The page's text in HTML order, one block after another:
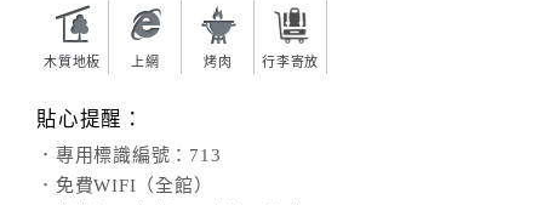
木質地板 上網 烤肉 行李寄放
貼心提醒：
．專用標識編號：713
．免費WIFI（全館）